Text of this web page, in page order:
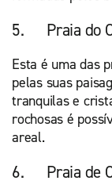
5. Praia do
Esta é uma das
pelas suas
tranquilas e
rochosas é
areal.
6. Praia de